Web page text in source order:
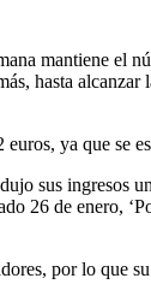
mantiene el
hasta alcanzar
ya que se
sus ingresos
26 de enero,
por lo que